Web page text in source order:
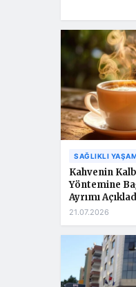
SAĞLIKLI
Kahvenin
Yöntemine
Ayrımı
21.07.2026